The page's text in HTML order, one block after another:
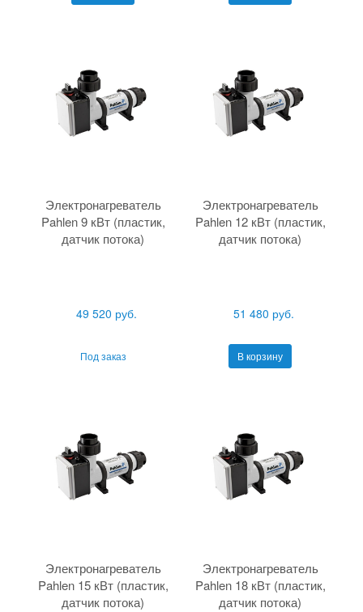
Электронагреватель
Pahlen 9 кВт (пластик,
датчик потока)
49 520 руб.
Под заказ
Электронагреватель
Pahlen 12 кВт (пластик,
датчик потока)
51 480 руб.
В корзину
Электронагреватель
Pahlen 15 кВт (пластик,
датчик потока)
Электронагреватель
Pahlen 18 кВт (пластик,
датчик потока)